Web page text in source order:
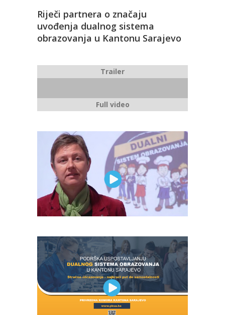
Riječi partnera o značaju
uvođenja dualnog sistema
obrazovanja u Kantonu Sarajevo
Trailer
Full video